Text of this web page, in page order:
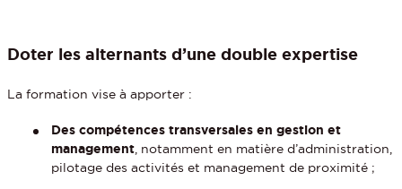
Doter les alternants d’une double expertise
La formation vise à apporter :
Des compétences transversales en gestion et
management , notamment en matière d’administration,
pilotage des activités et management de proximité ;